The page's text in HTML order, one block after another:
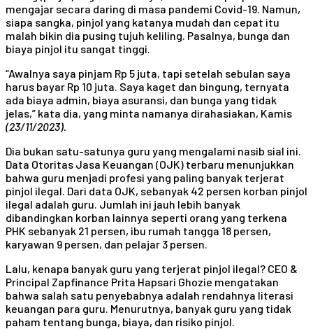
mengajar secara daring di masa pandemi Covid-19. Namun,
siapa sangka, pinjol yang katanya mudah dan cepat itu
malah bikin dia pusing tujuh keliling. Pasalnya, bunga dan
biaya pinjol itu sangat tinggi.
“Awalnya saya pinjam Rp 5 juta, tapi setelah sebulan saya
harus bayar Rp 10 juta. Saya kaget dan bingung, ternyata
ada biaya admin, biaya asuransi, dan bunga yang tidak
jelas,” kata dia, yang minta namanya dirahasiakan, Kamis
(23/11/2023).
Dia bukan satu-satunya guru yang mengalami nasib sial ini.
Data Otoritas Jasa Keuangan (OJK) terbaru menunjukkan
bahwa guru menjadi profesi yang paling banyak terjerat
pinjol ilegal. Dari data OJK, sebanyak 42 persen korban pinjol
ilegal adalah guru. Jumlah ini jauh lebih banyak
dibandingkan korban lainnya seperti orang yang terkena
PHK sebanyak 21 persen, ibu rumah tangga 18 persen,
karyawan 9 persen, dan pelajar 3 persen.
Lalu, kenapa banyak guru yang terjerat pinjol ilegal? CEO &
Principal Zapfinance Prita Hapsari Ghozie mengatakan
bahwa salah satu penyebabnya adalah rendahnya literasi
keuangan para guru. Menurutnya, banyak guru yang tidak
paham tentang bunga, biaya, dan risiko pinjol.